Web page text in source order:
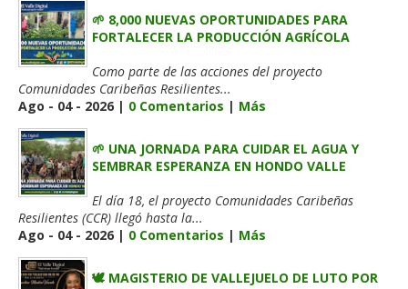
🌱 8,000 NUEVAS OPORTUNIDADES PARA
FORTALECER LA PRODUCCIÓN AGRÍCOLA
Como parte de las acciones del proyecto
Comunidades Caribeñas Resilientes...
Ago - 04 - 2026 | 0 Comentarios | Más
🌱 UNA JORNADA PARA CUIDAR EL AGUA Y
SEMBRAR ESPERANZA EN HONDO VALLE
El día 18, el proyecto Comunidades Caribeñas
Resilientes (CCR) llegó hasta la...
Ago - 04 - 2026 | 0 Comentarios | Más
🕊️ MAGISTERIO DE VALLEJUELO DE LUTO POR